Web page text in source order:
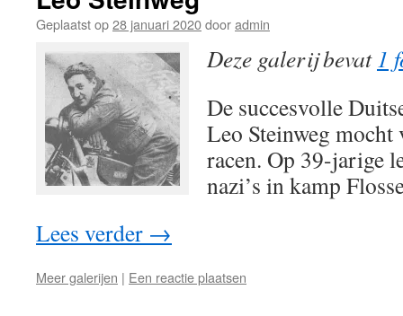
Geplaatst op28 januari 2020dooradmin
Deze galerij bevat1
De succesvolle
Leo Steinweg mocht
racen. Op 39-jarige
nazi’s in kamp
Lees verder →
Meer galerijen | Een reactie plaatsen